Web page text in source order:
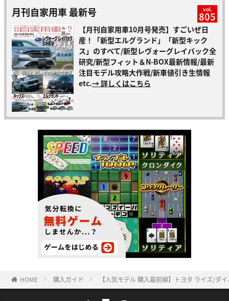
月刊自家用車 最新号 vol.
805
【月刊自家用車10月号発売】すごいぜ日
産！「新型エルグランド」「新型キック
ス」のすべて/新型レヴォーグレイバック全
研究/新型フィット＆N-BOX最新情報/最新
注目モデル攻略大作戦/新車値引き生情報
etc.→ 詳しくはこちら
HOME 購入ガイド 【人気モデル 購入最前線】トヨタ ライズ/ダ